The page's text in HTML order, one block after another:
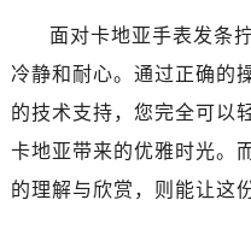
面对卡地亚手表发条
冷静和耐心。通过正确的
的技术支持，您完全可以
卡地亚带来的优雅时光。
的理解与欣赏，则能让这